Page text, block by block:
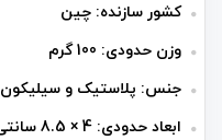
کشور سازنده: چین
وزن حدودی: 100 گرم
جنس: پلاستیک و سیلیکون
ابعاد حدودی: ‎8.5 × 4 سانتی‌ متر